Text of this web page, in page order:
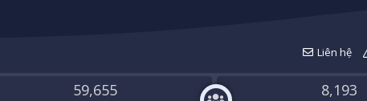
Liên hệ
59,655 8,193